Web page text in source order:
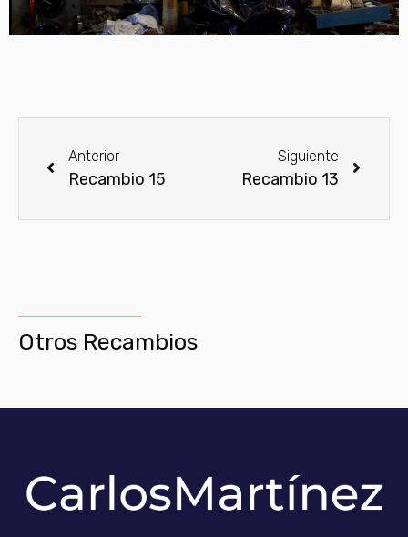
Anterior
Recambio 15
Siguiente
Recambio 13
Otros Recambios